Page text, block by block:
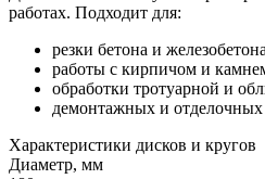
работах. Подходит для:
резки бетона и
работы с кирпичом и
обработки тротуарной и
демонтажных и отделочных
Характеристики дисков и кругов
Диаметр, мм